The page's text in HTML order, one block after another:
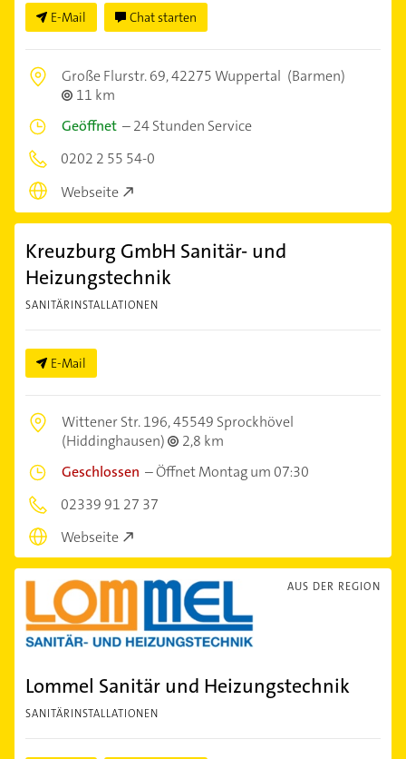
E-Mail Chat starten
Große Flurstr. 69,42275 Wuppertal (Barmen)
11 km
Geöffnet –24 Stunden Service
0202 2 55 54-0
Webseite
Kreuzburg GmbH Sanitär- und
Heizungstechnik
SANITÄRINSTALLATIONEN
E-Mail
Wittener Str. 196,45549 Sprockhövel
(Hiddinghausen)
2,8 km
Geschlossen –Öffnet Montag um 07:30
02339 91 27 37
Webseite
AUS DER REGION
Lommel Sanitär und Heizungstechnik
SANITÄRINSTALLATIONEN